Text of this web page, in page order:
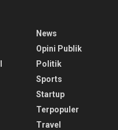
News
Opini Publik
Politik
Sports
Startup
Terpopuler
Travel